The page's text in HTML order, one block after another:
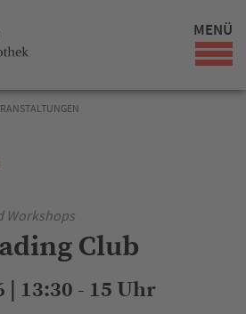
MENÜ
Workshops
Club
| 13:30 - 15 Uhr